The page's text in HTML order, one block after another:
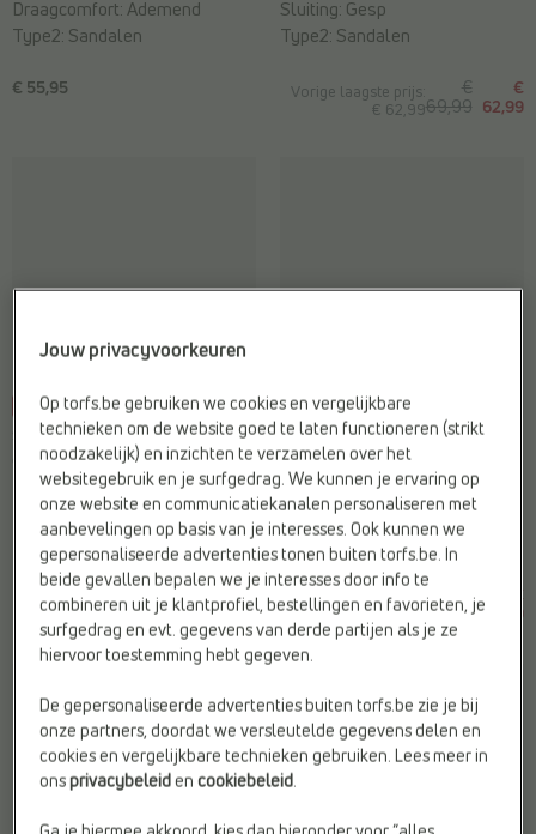
€ 55,95
Draagcomfort:Ademend
Type2: Sandalen
Vorige laagste prijs:
€ 62,99
€
69,99
€
62,99
Sluiting: Gesp
Type2: Sandalen
-25%
SANDALEN
Geox
Vorige laagste prijs:
€ 52,46
€
69,95
€
52,46
Doelgroep:Kinderen
Draagcomfort:Ademend
Type2:Sandalen
-15%
SANDALEN
Geox
Vorige laagste prijs:
€ 42,4949,99 42,49
Merk:Geox
Type2:Sandalen
Web-Only:Ja
Jouw privacyvoorkeuren
Op torfs.be gebruiken we cookies en vergelijkbare
technieken om de website goed te laten functioneren (strikt
noodzakelijk) en inzichten te verzamelen over het
websitegebruik en je surfgedrag. We kunnen je ervaring op
onze website en communicatiekanalen personaliseren met
aanbevelingen op basis van je interesses. Ook kunnen we
gepersonaliseerde advertenties tonen buiten torfs.be. In
beide gevallen bepalen we je interesses door info te
combineren uit je klantprofiel, bestellingen en favorieten, je
surfgedrag en evt. gegevens van derde partijen als je ze
hiervoor toestemming hebt gegeven.
De gepersonaliseerde advertenties buiten torfs.be zie je bij
onze partners, doordat we versleutelde gegevens delen en
cookies en vergelijkbare technieken gebruiken. Lees meer in
onsprivacybeleidencookiebeleid.